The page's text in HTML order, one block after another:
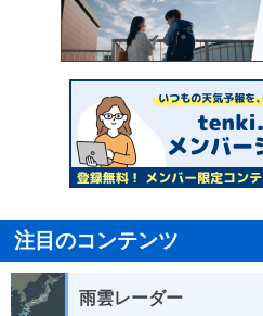
注目のコンテンツ
雨雲レーダー